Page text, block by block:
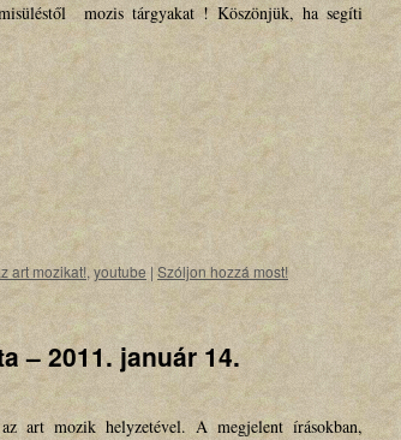
mozis tárgyakat ! Köszönjük, ha segíti
art mozikat!, youtube | Szóljon hozzá most!
– 2011. január 14.
art mozik helyzetével. A megjelent írásokban,